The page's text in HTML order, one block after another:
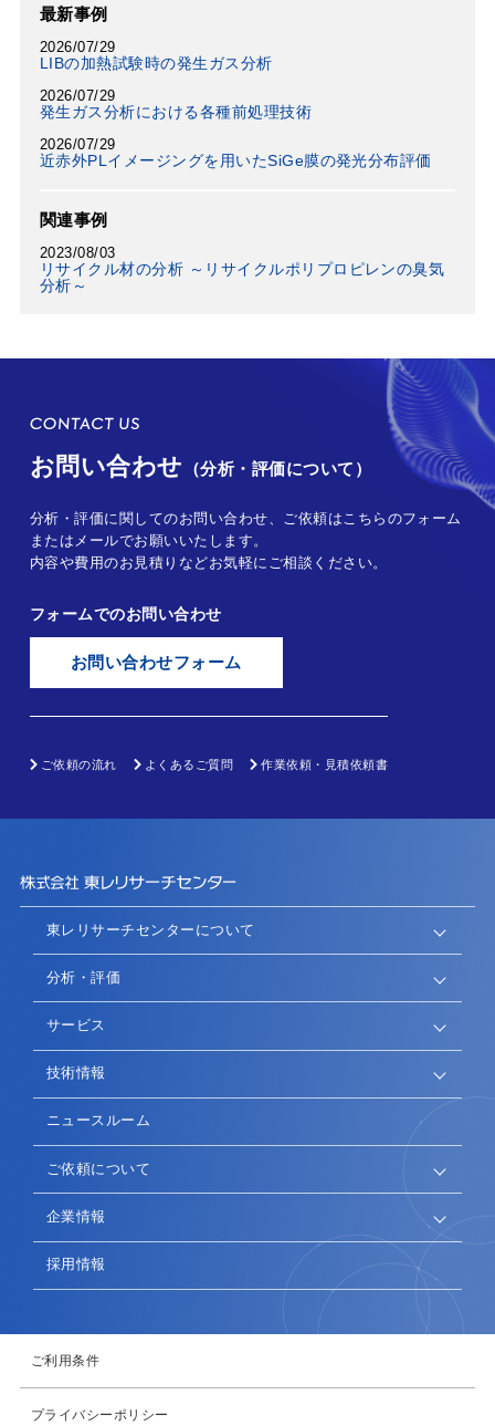
最新事例
2026/07/29
LIBの加熱試験時の発生ガス分析
2026/07/29
発生ガス分析における各種前処理技術
2026/07/29
近赤外PLイメージングを用いたSiGe膜の発光分布評価
関連事例
2023/08/03
リサイクル材の分析 ～リサイクルポリプロピレンの臭気
分析～
お問い合わせ （分析・評価について）
分析・評価に関してのお問い合わせ、ご依頼はこちらのフォーム
またはメールでお願いいたします。
内容や費用のお見積りなどお気軽にご相談ください。
フォームでのお問い合わせ
お問い合わせフォーム
ご依頼の流れ よくあるご質問 作業依頼・見積依頼書
東レリサーチセンターについて
分析・評価
サービス
技術情報
ニュースルーム
ご依頼について
企業情報
採用情報
ご利用条件
プライバシーポリシー